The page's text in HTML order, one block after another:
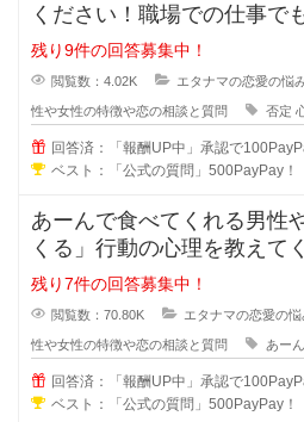
ください！職場での仕事で
ていますよね？女同士や男
残り9件の回答募集中！
閲覧数：4.02K エタナマの恋愛の悩
性や女性の特徴や恋の相談と質問 否定
回答済：「報酬UP中」承認で
ベスト：「公式の質問」500PayPay！
あーんで食べてくれる男性
くる」行動の心理を教えて
はなく付き合っていないの
残り7件の回答募集中！
閲覧数：70.80K エタナマの恋愛の
性や女性の特徴や恋の相談と質問 あーん
回答済：「報酬UP中」承認で
ベスト：「公式の質問」500PayPay！